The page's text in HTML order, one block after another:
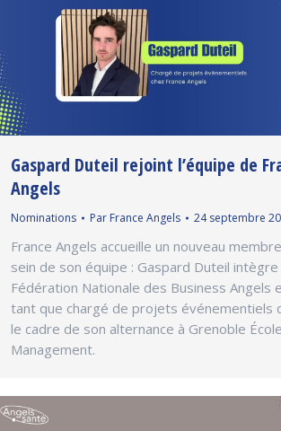
Gaspard Duteil rejoint l’équipe de
Angels
Nominations Par France Angels 24 septembre
France Angels accueille un nouveau
sein de son équipe : Gaspard Duteil intègre
Fédération Nationale des Business Angels
tant que chargé de projets événementiels
le cadre de son alternance à Grenoble
Management.